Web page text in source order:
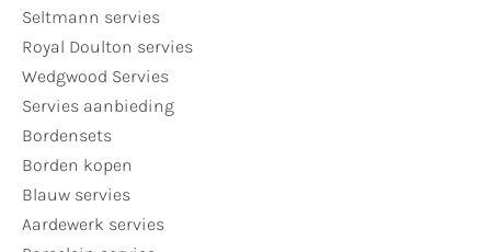
Seltmann servies
Royal Doulton servies
Wedgwood Servies
Servies aanbieding
Bordensets
Borden kopen
Blauw servies
Aardewerk servies